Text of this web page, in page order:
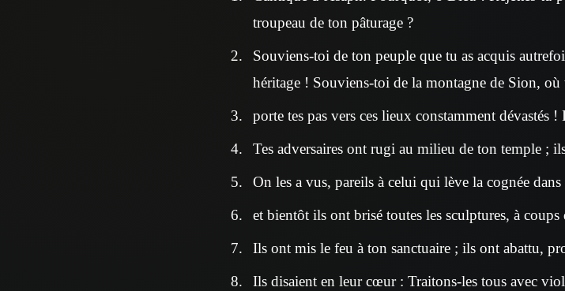
troupeau de ton pâturage ?
Souviens-toi de ton peuple que tu as acquis
héritage ! Souviens-toi de la montagne de Sion, où
porte tes pas vers ces lieux constamment dévastés
Tes adversaires ont rugi au milieu de ton temple ;
On les a vus, pareils à celui qui lève la cognée dans
et bientôt ils ont brisé toutes les sculptures, à coups
Ils ont mis le feu à ton sanctuaire ; ils ont abattu,
Ils disaient en leur cœur : Traitons-les tous avec